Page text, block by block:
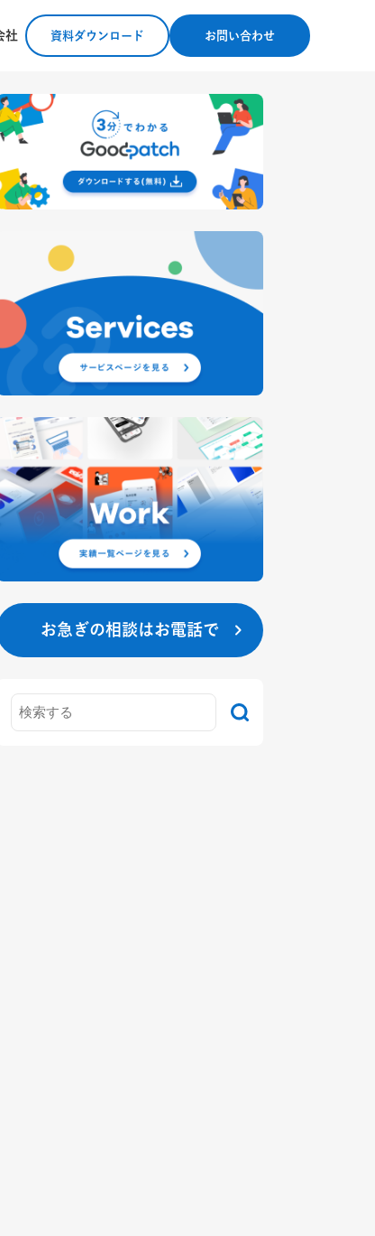
社 資料ダウンロード お問い合わせ
お急ぎの相談はお電話で